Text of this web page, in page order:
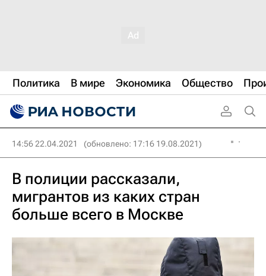
Политика В мире Экономика Общество
14:56 22.04.2021 (обновлено: 17:16 19.08.2021)
В полиции рассказали,
мигрантов из каких стран
больше всего в Москве